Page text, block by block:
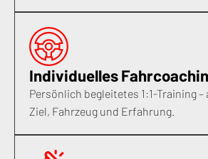
Individuelles
Persönlich begleitetes 1:1-Training
Ziel, Fahrzeug und Erfahrung.